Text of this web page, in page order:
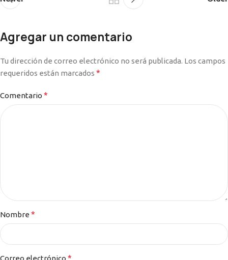
Agregar un comentario
Tu dirección de correo electrónico no será publicada. Los campos
requeridos están marcados *
Comentario *
Nombre *
Correo electrónico *